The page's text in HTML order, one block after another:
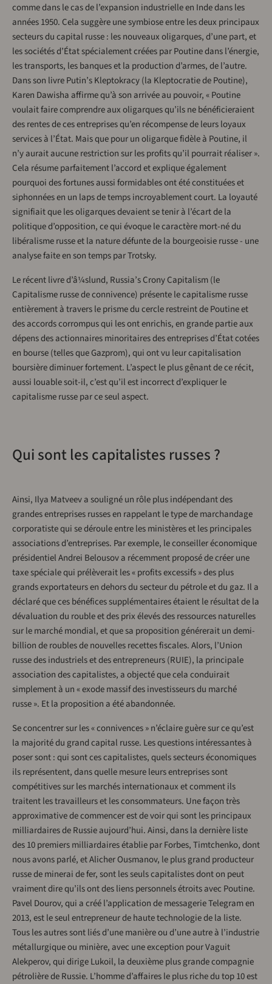
comme dans le cas de l’expansion industrielle en Inde dans les
années 1950. Cela suggère une symbiose entre les deux principaux
secteurs du capital russe : les nouveaux oligarques, d’une part, et
les sociétés d’État spécialement créées par Poutine dans l’énergie,
les transports, les banques et la production d’armes, de l’autre.
Dans son livre Putin’s Kleptokracy (la Kleptocratie de Poutine),
Karen Dawisha affirme qu’à son arrivée au pouvoir, « Poutine
voulait faire comprendre aux oligarques qu’ils ne bénéficieraient
des rentes de ces entreprises qu’en récompense de leurs loyaux
services à l’État. Mais que pour un oligarque fidèle à Poutine, il
n’y aurait aucune restriction sur les profits qu’il pourrait réaliser ».
Cela résume parfaitement l’accord et explique également
pourquoi des fortunes aussi formidables ont été constituées et
siphonnées en un laps de temps incroyablement court. La loyauté
signifiait que les oligarques devaient se tenir à l’écart de la
politique d’opposition, ce qui évoque le caractère mort-né du
libéralisme russe et la nature défunte de la bourgeoisie russe - une
analyse faite en son temps par Trotsky.
Le récent livre d’â¼slund, Russia’s Crony Capitalism (le
Capitalisme russe de connivence) présente le capitalisme russe
entièrement à travers le prisme du cercle restreint de Poutine et
des accords corrompus qui les ont enrichis, en grande partie aux
dépens des actionnaires minoritaires des entreprises d’État cotées
en bourse (telles que Gazprom), qui ont vu leur capitalisation
boursière diminuer fortement. L’aspect le plus gênant de ce récit,
aussi louable soit-il, c’est qu’il est incorrect d’expliquer le
capitalisme russe par ce seul aspect.
Qui sont les capitalistes russes ?
Ainsi, Ilya Matveev a souligné un rôle plus indépendant des
grandes entreprises russes en rappelant le type de marchandage
corporatiste qui se déroule entre les ministères et les principales
associations d’entreprises. Par exemple, le conseiller économique
présidentiel Andrei Belousov a récemment proposé de créer une
taxe spéciale qui prélèverait les « profits excessifs » des plus
grands exportateurs en dehors du secteur du pétrole et du gaz. Il a
déclaré que ces bénéfices supplémentaires étaient le résultat de la
dévaluation du rouble et des prix élevés des ressources naturelles
sur le marché mondial, et que sa proposition générerait un demi-
billion de roubles de nouvelles recettes fiscales. Alors, l’Union
russe des industriels et des entrepreneurs (RUIE), la principale
association des capitalistes, a objecté que cela conduirait
simplement à un « exode massif des investisseurs du marché
russe ». Et la proposition a été abandonnée.
Se concentrer sur les « connivences » n’éclaire guère sur ce qu’est
la majorité du grand capital russe. Les questions intéressantes à
poser sont : qui sont ces capitalistes, quels secteurs économiques
ils représentent, dans quelle mesure leurs entreprises sont
compétitives sur les marchés internationaux et comment ils
traitent les travailleurs et les consommateurs. Une façon très
approximative de commencer est de voir qui sont les principaux
milliardaires de Russie aujourd’hui. Ainsi, dans la dernière liste
des 10 premiers milliardaires établie par Forbes, Timtchenko, dont
nous avons parlé, et Alicher Ousmanov, le plus grand producteur
russe de minerai de fer, sont les seuls capitalistes dont on peut
vraiment dire qu’ils ont des liens personnels étroits avec Poutine.
Pavel Dourov, qui a créé l’application de messagerie Telegram en
2013, est le seul entrepreneur de haute technologie de la liste.
Tous les autres sont liés d’une manière ou d’une autre à l’industrie
métallurgique ou minière, avec une exception pour Vaguit
Alekperov, qui dirige Lukoil, la deuxième plus grande compagnie
pétrolière de Russie. L’homme d’affaires le plus riche du top 10 est